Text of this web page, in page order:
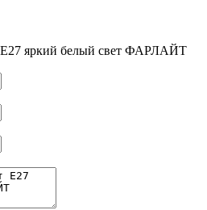
Е27 яркий белый свет ФАРЛАЙТ